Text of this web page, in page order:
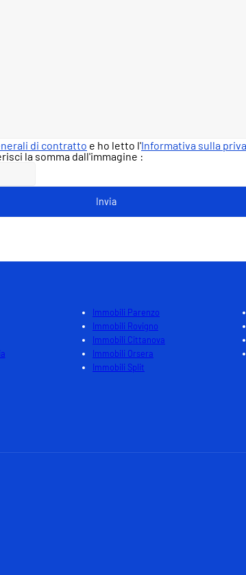
di contratto e ho letto l'Informativa sulla
la somma dall'immagine :
Immobili Parenzo
Immobili Rovigno
Immobili Cittanova
Immobili Orsera
Immobili Split